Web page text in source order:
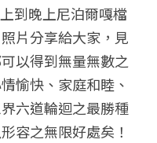
到晚上尼泊爾嘎檔
片分享給大家，見
以得到無量無數之
愉快、家庭和睦、
六道輪迴之最勝種
容之無限好處矣！